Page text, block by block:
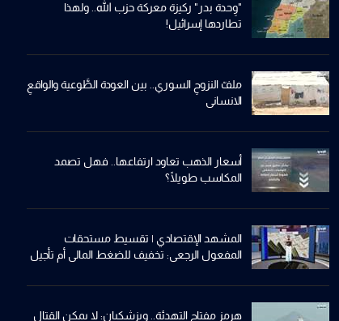
"وِحدة بدر" ركيزة معركة حزب الله.. ولهذا
تطاردها إسرائيل!
ملفّ النزوحِ السوري.. بين العودة الطَّوعية والواقعِ
الانساني
أسعار الذهب تعاود ارتفاعها.. فهل تصمد
المكاسب طويلًا؟
المشهد الإقتصادي | تقسيط مستحقات
المفعول الرجعي: تخفيف للضغط المالي أم تأجيل
هرمز مفتاح التهدئة.. وبزشكيان: لا يمكن القتال